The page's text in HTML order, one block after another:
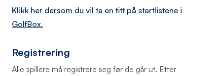
Klikk her dersom du vil ta en titt på startlistene i
GolfBox.
Registrering
Alle spillere må registrere seg før de går ut. Etter